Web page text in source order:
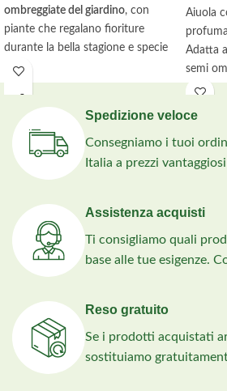
ombreggiate del giardino, con
piante che regalano fioriture
durante la bella stagione e specie
sempreverdi che, grazie al loro
fogliame decorativo, mantengono
mesi invernali. La fornitura è
studiata per realizzare un’aiuola di
circa 3 m².
cura ed esperienza
pronte da mettere a
dimora
Guida pratica
e distanze d’impianto
consigliate
Telo pacciamante e
picchetti gratis
Aiuola
Adatta
semi
Spedizione veloce
Consegniamo i tuoi
Italia a prezzi vantaggiosi
Assistenza acquisti
Ti consigliamo quali
base alle tue esigenze.
Reso gratuito
Se i prodotti acquistati
sostituiamo